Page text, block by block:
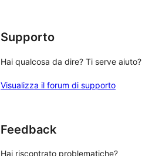
Supporto
Hai qualcosa da dire? Ti serve aiuto?
Visualizza il forum di supporto
Feedback
Hai riscontrato problematiche?